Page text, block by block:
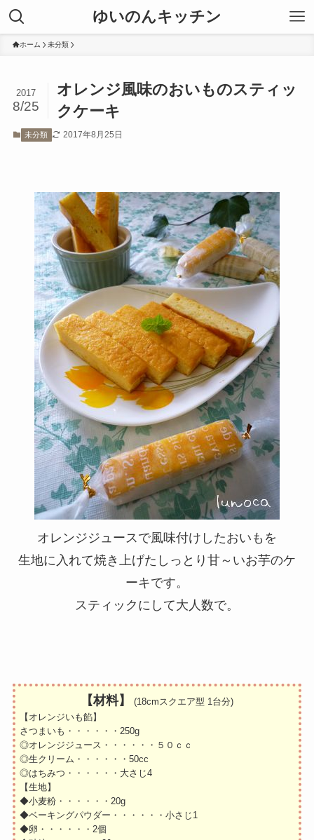
ゆいのんキッチン
ホーム 未分類
オレンジ風味のおいものスティッ
クケーキ
2017
8/25
未分類 2017年8月25日
オレンジジュースで風味付けしたおいもを
生地に入れて焼き上げたしっとり甘～いお芋のケ
ーキです。
スティックにして大人数で。
【材料】
(18cmスクエア型 1台分)
【オレンジいも餡】
さつまいも・・・・・・250g
◎オレンジジュース・・・・・・５０ｃｃ
◎生クリーム・・・・・・50cc
◎はちみつ・・・・・・大さじ4
【生地】
◆小麦粉・・・・・・20g
◆ベーキングパウダー・・・・・・小さじ1
◆卵・・・・・・2個